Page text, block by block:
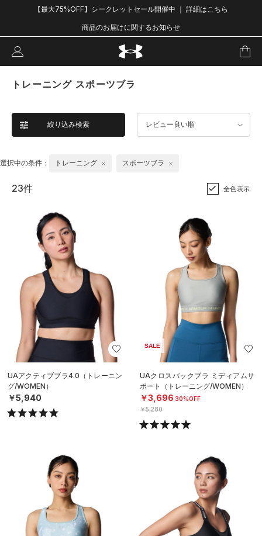
【最大75%OFF】シークレットセール開催中 ｜ 詳細はこちら
商品のお届けに関するお知らせ
トレーニング スポーツブラ
絞り込み検索 レビュー良い順
選択中の条件： トレーニング スポーツブラ
23件 全色表示
UAアクティブブラ4.0（トレーニン
グ/WOMEN）
￥5,940
SALE
UAクロスバックブラ ミディアムサ
ポート（トレーニング/WOMEN）
￥3,696 30%OFF
￥5,280